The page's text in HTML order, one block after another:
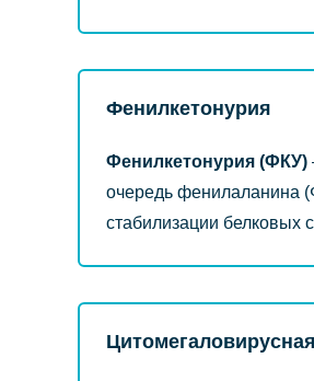
Фенилкетонурия
Фенилкетонурия (ФКУ)
очередь фенилаланина
стабилизации белковых